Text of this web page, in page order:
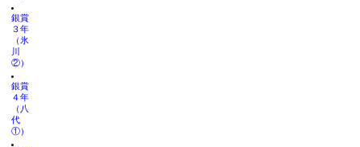
銀賞
３年
（氷
川
②）
銀賞
４年
（八
代
①）